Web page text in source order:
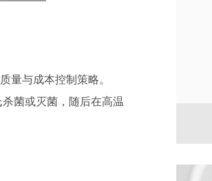
量与成本控制策略。
菌或灭菌，随后在高温